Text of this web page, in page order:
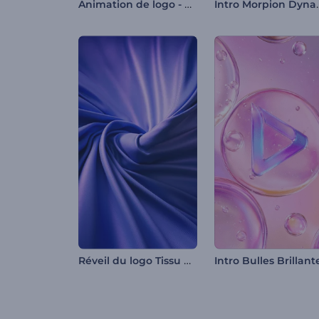
Animation de logo - Sphère éthérée Intro
Réveil du logo Tissu doux Intro Bulles